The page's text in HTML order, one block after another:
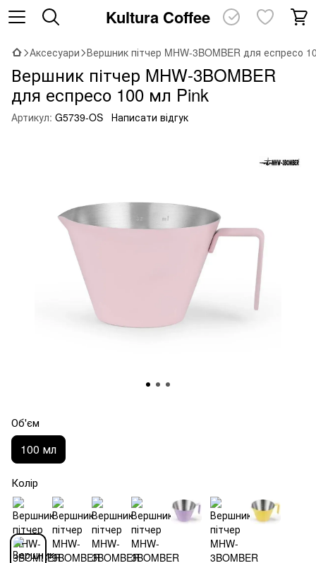
Kultura Coffee
Аксесуари Вершник пітчер MHW-3BOMBER для еспресо
Вершник пітчер MHW-3BOMBER
для еспресо 100 мл Pink
Артикул: G5739-OS Написати відгук
Об'єм
100 мл
Колір